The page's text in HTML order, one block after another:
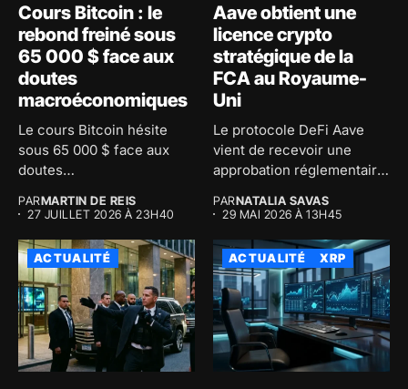
Cours Bitcoin : le
rebond freiné sous
65 000 $ face aux
doutes
macroéconomiques
Le cours Bitcoin hésite
sous 65 000 $ face aux
doutes
PARMARTIN DE REIS
27 JUILLET 2026 À 23H40
Aave obtient une
licence crypto
stratégique de la
FCA au Royaume-
Uni
Le protocole DeFi Aave
vient de recevoir une
approbation réglementaire
PARNATALIA SAVAS
29 MAI 2026 À 13H45
ACTUALITÉ ACTUALITÉ XRP